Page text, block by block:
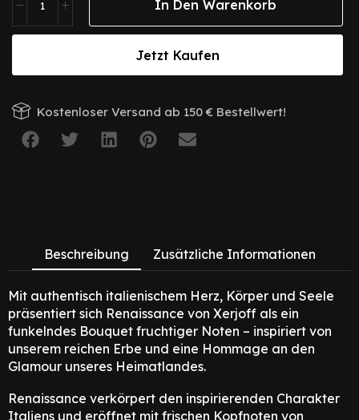
In Den Warenkorb
Jetzt Kaufen
Kostenloser Versand ab 150 € Bestellwert!
Beschreibung Zusätzliche Informationen
Mit authentisch italienischem Herz, Körper und Seele
präsentiert sich Renaissance von Xerjoff als ein
funkelndes Bouquet fruchtiger Noten – inspiriert von
unserem reichen Erbe und eine Hommage an den
Glamour unseres Heimatlandes.
Renaissance verkörpert den inspirierenden Charakter
Italiens und eröffnet mit frischen Kopfnoten von